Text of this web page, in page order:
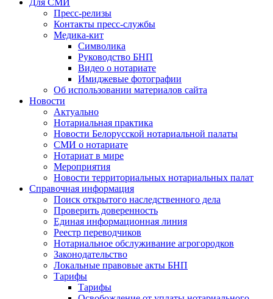
Для СМИ
Пресс-релизы
Контакты пресс-службы
Медика-кит
Символика
Руководство БНП
Видео о нотариате
Имиджевые фотографии
Об использовании материалов сайта
Новости
Актуально
Нотариальная практика
Новости Белорусской нотариальной палаты
СМИ о нотариате
Нотариат в мире
Мероприятия
Новости территориальных нотариальных палат
Справочная информация
Поиск открытого наследственного дела
Проверить доверенность
Единая информационная линия
Реестр переводчиков
Нотариальное обслуживание агрогородков
Законодательство
Локальные правовые акты БНП
Тарифы
Тарифы